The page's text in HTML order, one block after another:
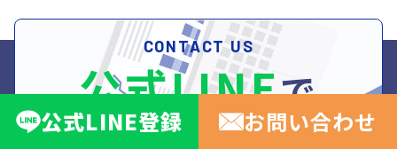
CONTACT US
公式LINEで
公式LINE登録 お問い合わせ